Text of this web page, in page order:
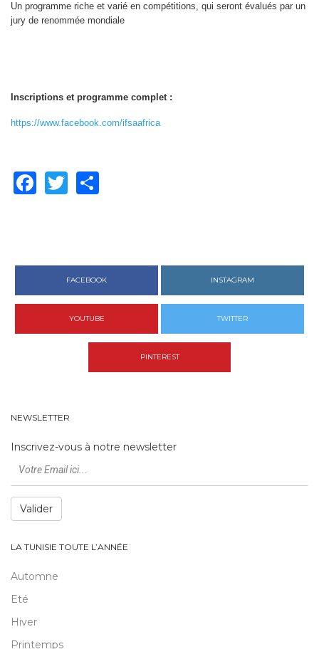
Un programme riche et varié en compétitions, qui seront évalués par un
jury de renommée mondiale
Inscriptions et programme complet :
https://www.facebook.com/ifsaafrica
Facebook
Twitter
FACEBOOK INSTAGRAM
YOUTUBE TWITTER
PINTEREST
NEWSLETTER
Inscrivez-vous à notre newsletter
Valider
LA TUNISIE TOUTE L’ANNÉE
Automne
Eté
Hiver
Printemps